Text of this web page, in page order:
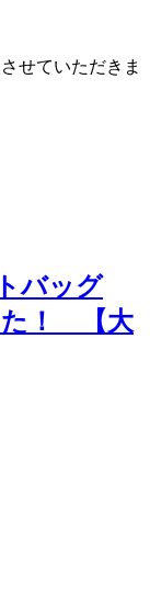
せていただきま
バッグ
た！ 【大